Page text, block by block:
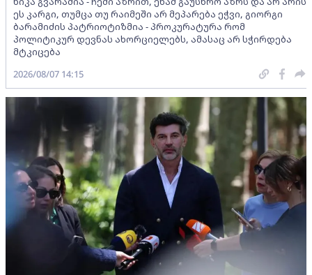
ეს კარგი, თუმცა თუ რაიმეში არ მეპარება ეჭვი, გიორგი
ბარამიძის პატრიოტიზმია - პროკურატურა რომ
პოლიტიკურ დევნას ახორციელებს, ამასაც არ სჭირდება
მტკიცება
2026/08/07 14:15